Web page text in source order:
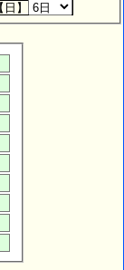
【日】